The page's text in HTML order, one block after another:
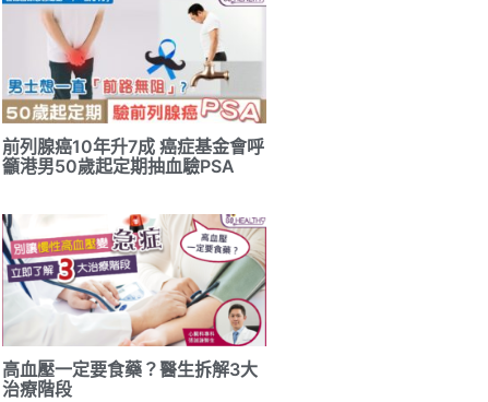
前列腺癌10年升7成 癌症基金會呼
籲港男50歲起定期抽血驗PSA
高血壓一定要食藥？醫生拆解3大
治療階段